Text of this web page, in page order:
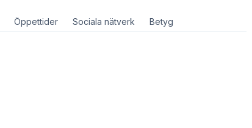
Öppettider Sociala nätverk Betyg